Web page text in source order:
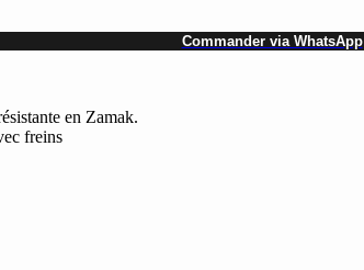
Commander via WhatsApp
en Zamak.
freins